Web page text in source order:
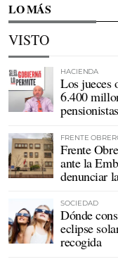
LO MÁS
VISTO
HACIENDA
Los jueces
6.400
FRENTE
Frente
ante la
denunciar
SOCIEDAD
Dónde
eclipse
recogida